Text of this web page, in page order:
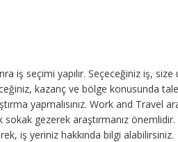
iş seçimi yapılır. Seçeceğiniz iş, size
kazanç ve bölge konusunda
yapmalısınız. Work and Travel
gezerek araştırmanız önemlidir.
iş yeriniz hakkında bilgi alabilirsiniz.